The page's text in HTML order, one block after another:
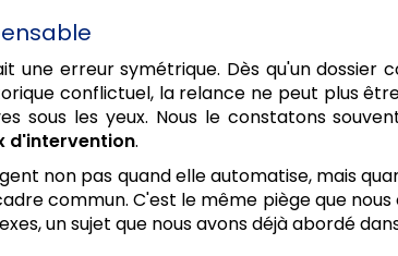
une erreur symétrique. Dès qu'un
conflictuel, la relance ne peut plus
sous les yeux. Nous le constatons
d'intervention.
non pas quand elle automatise, mais
commun. C'est le même piège que
un sujet que nous avons déjà abordé